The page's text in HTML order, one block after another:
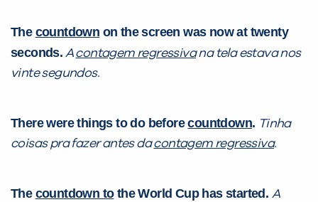
The countdown on the screen was now at twenty
seconds. Acontagem regressivana tela estava nos
vinte segundos.
There were things to do beforecountdown. Tinha
coisas pra fazer antes dacontagem regressiva.
The countdown tothe World Cup has started. A